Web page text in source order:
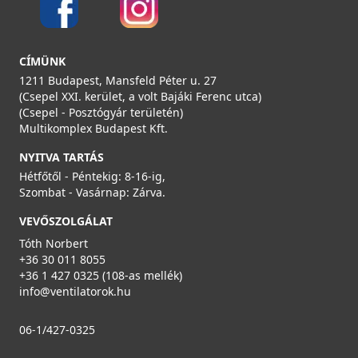
CÍMÜNK
1211 Budapest, Mansfeld Péter u. 27
(Csepel XXI. kerület, a volt Bajáki Ferenc utca)
(Csepel - Posztógyár területén)
Multikomplex Budapest Kft.
NYITVA TARTÁS
Hétfőtől - Péntekig: 8-16-ig,
Szombat - Vasárnap: Zárva.
VEVŐSZOLGÁLAT
Tóth Norbert
+36 30 011 8055
+36 1 427 0325 (108-as mellék)
info@ventilatorok.hu
06-1/427-0325